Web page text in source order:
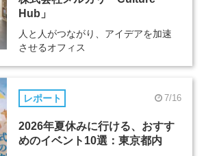
Hub」
人と人がつながり、アイデアを加速
させるオフィス
レポート 7/16
2026年夏休みに行ける、おすす
めのイベント10選：東京都内